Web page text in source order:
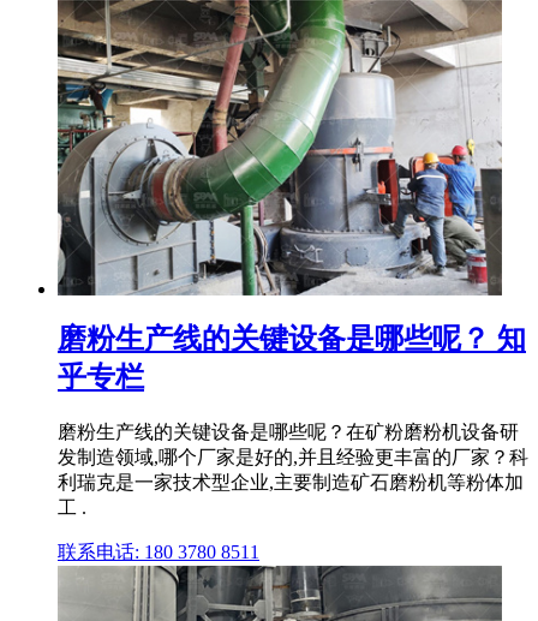
磨粉生产线的关键设备是哪些呢？ 知
乎专栏
磨粉生产线的关键设备是哪些呢？在矿粉磨粉机设备研
发制造领域,哪个厂家是好的,并且经验更丰富的厂家？科
利瑞克是一家技术型企业,主要制造矿石磨粉机等粉体加
工 .
联系电话: 180 3780 8511